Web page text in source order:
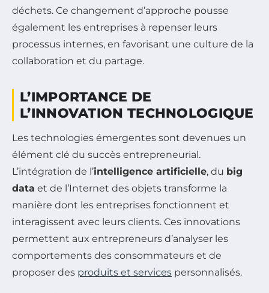
déchets. Ce changement d’approche pousse
également les entreprises à repenser leurs
processus internes, en favorisant une culture de la
collaboration et du partage.
L’IMPORTANCE DE
L’INNOVATION TECHNOLOGIQUE
Les technologies émergentes sont devenues un
élément clé du succès entrepreneurial.
L’intégration de l’intelligence artificielle, du big
data et de l’Internet des objets transforme la
manière dont les entreprises fonctionnent et
interagissent avec leurs clients. Ces innovations
permettent aux entrepreneurs d’analyser les
comportements des consommateurs et de
proposer des produits et services personnalisés.